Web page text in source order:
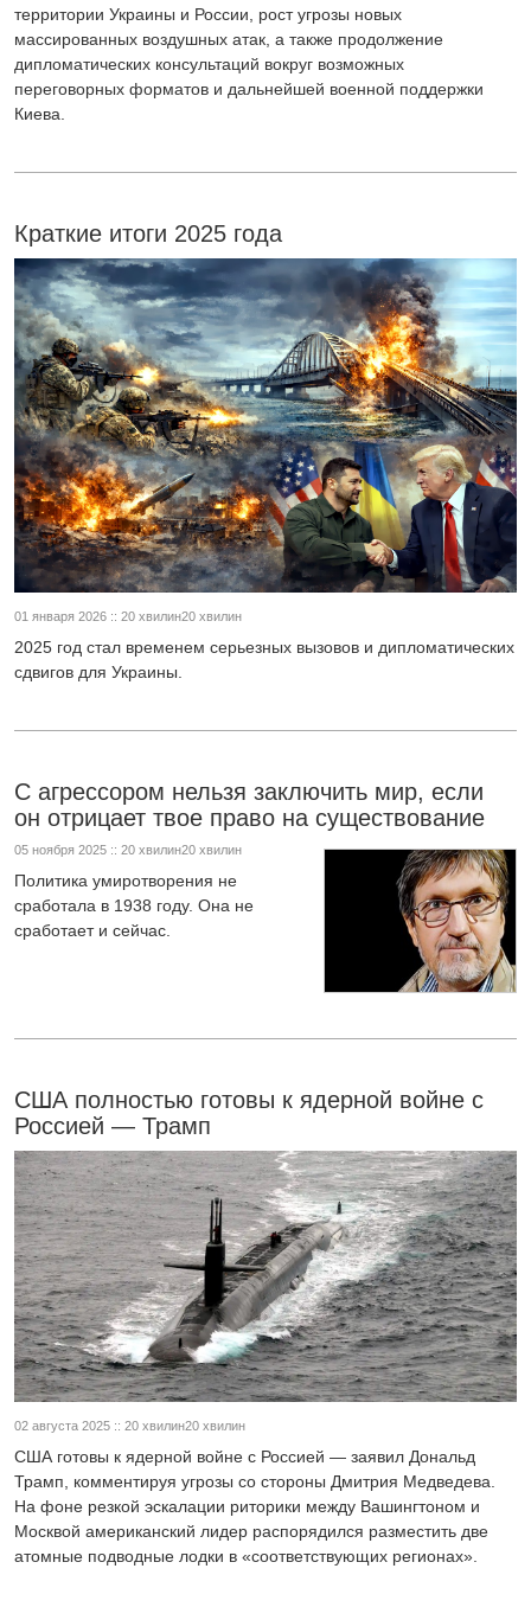
территории Украины и России, рост угрозы новых
массированных воздушных атак, а также продолжение
дипломатических консультаций вокруг возможных
переговорных форматов и дальнейшей военной поддержки
Киева.
Краткие итоги 2025 года
01 января 2026 :: 20 хвилин20 хвилин
2025 год стал временем серьезных вызовов и дипломатических
сдвигов для Украины.
С агрессором нельзя заключить мир, если
он отрицает твое право на существование
05 ноября 2025 :: 20 хвилин20 хвилин
Политика умиротворения не
сработала в 1938 году. Она не
сработает и сейчас.
США полностью готовы к ядерной войне с
Россией — Трамп
02 августа 2025 :: 20 хвилин20 хвилин
США готовы к ядерной войне с Россией — заявил Дональд
Трамп, комментируя угрозы со стороны Дмитрия Медведева.
На фоне резкой эскалации риторики между Вашингтоном и
Москвой американский лидер распорядился разместить две
атомные подводные лодки в «соответствующих регионах».